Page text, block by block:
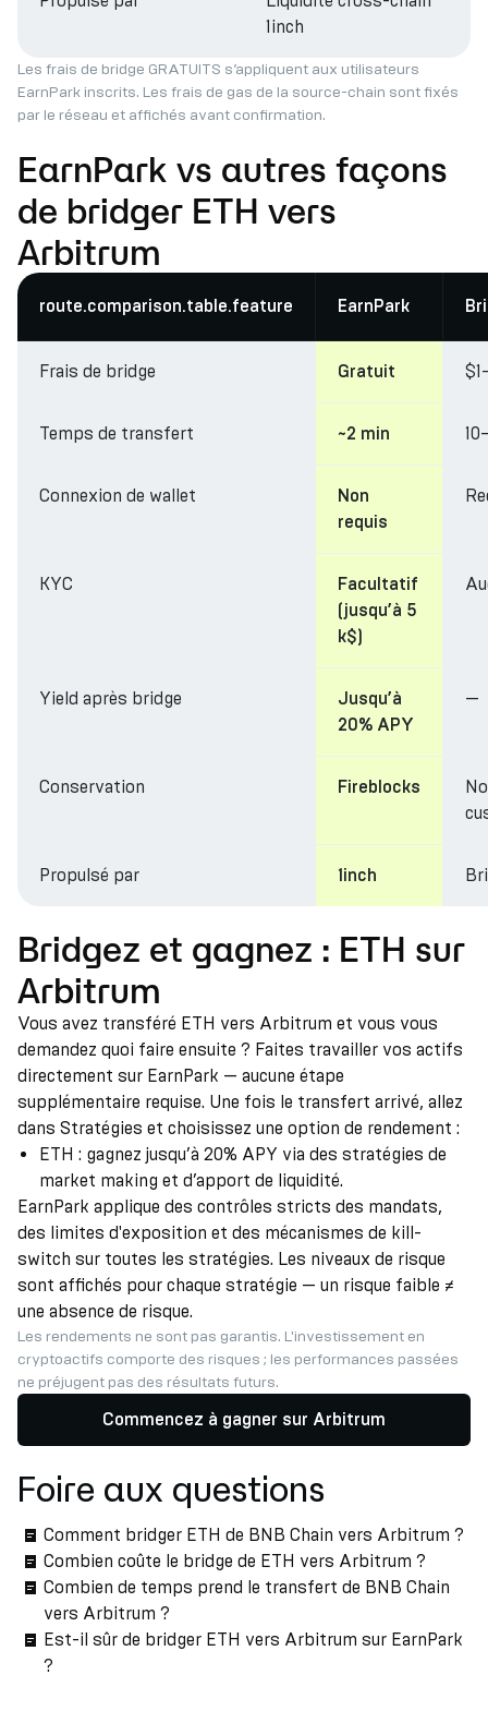
1inch
Les frais de bridge GRATUITS s’appliquent aux utilisateurs
EarnPark inscrits. Les frais de gas de la source-chain sont fixés
par le réseau et affichés avant confirmation.
EarnPark vs autres façons
de bridger ETH vers
Arbitrum
route.comparison.table.feature EarnPark
Frais de bridge Gratuit
Temps de transfert ~2 min
Connexion de wallet
Non
requis
KYC
Facultatif
(jusqu’à 5
k$)
Yield après bridge
Jusqu’à
20% APY
—
Conservation Fireblocks
Propulsé par 1inch
Bridgez et gagnez : ETH sur
Arbitrum
Vous avez transféré ETH vers Arbitrum et vous vous
demandez quoi faire ensuite ? Faites travailler vos actifs
directement sur EarnPark — aucune étape
supplémentaire requise. Une fois le transfert arrivé, allez
dans Stratégies et choisissez une option de rendement :
ETH : gagnez jusqu’à 20% APY via des stratégies de
market making et d’apport de liquidité.
EarnPark applique des contrôles stricts des mandats,
des limites d'exposition et des mécanismes de kill-
switch sur toutes les stratégies. Les niveaux de risque
sont affichés pour chaque stratégie — un risque faible ≠
une absence de risque.
Les rendements ne sont pas garantis. L'investissement en
cryptoactifs comporte des risques ; les performances passées
ne préjugent pas des résultats futurs.
Commencez à gagner sur Arbitrum
Foire aux questions
Comment bridger ETH de BNB Chain vers Arbitrum ?
Combien coûte le bridge de ETH vers Arbitrum ?
Combien de temps prend le transfert de BNB Chain
vers Arbitrum ?
Est-il sûr de bridger ETH vers Arbitrum sur EarnPark
?